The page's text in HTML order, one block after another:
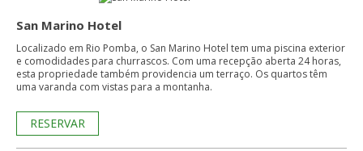
San Marino Hotel
Localizado em Rio Pomba, o San Marino Hotel tem uma piscina exterior
e comodidades para churrascos. Com uma recepção aberta 24 horas,
esta propriedade também providencia um terraço. Os quartos têm
uma varanda com vistas para a montanha.
RESERVAR